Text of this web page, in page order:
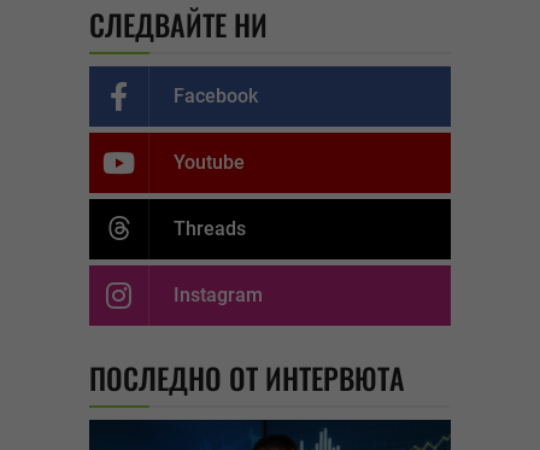
СЛЕДВАЙТЕ НИ
Facebook
Youtube
Threads
Instagram
ПОСЛЕДНО ОТ ИНТЕРВЮТА